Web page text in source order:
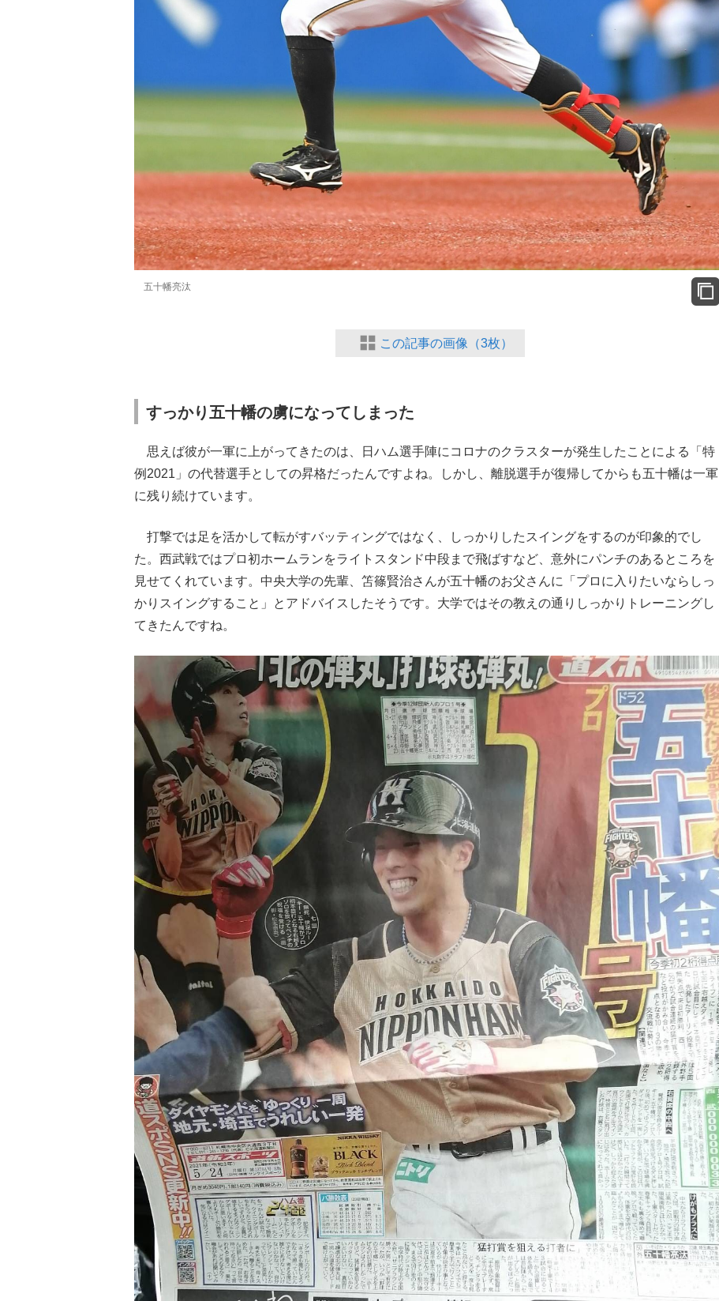
五十幡亮汰
この記事の画像（3枚）
すっかり五十幡の虜になってしまった
思えば彼が一軍に上がってきたのは、日ハム選手陣にコロナのクラスターが発生したことによる「特
例2021」の代替選手としての昇格だったんですよね。しかし、離脱選手が復帰してからも五十幡は一軍
に残り続けています。
打撃では足を活かして転がすバッティングではなく、しっかりしたスイングをするのが印象的でし
た。西武戦ではプロ初ホームランをライトスタンド中段まで飛ばすなど、意外にパンチのあるところを
見せてくれています。中央大学の先輩、笘篠賢治さんが五十幡のお父さんに「プロに入りたいならしっ
かりスイングすること」とアドバイスしたそうです。大学ではその教えの通りしっかりトレーニングし
てきたんですね。